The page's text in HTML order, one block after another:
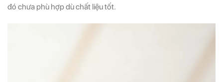
đó chưa phù hợp dù chất liệu tốt.